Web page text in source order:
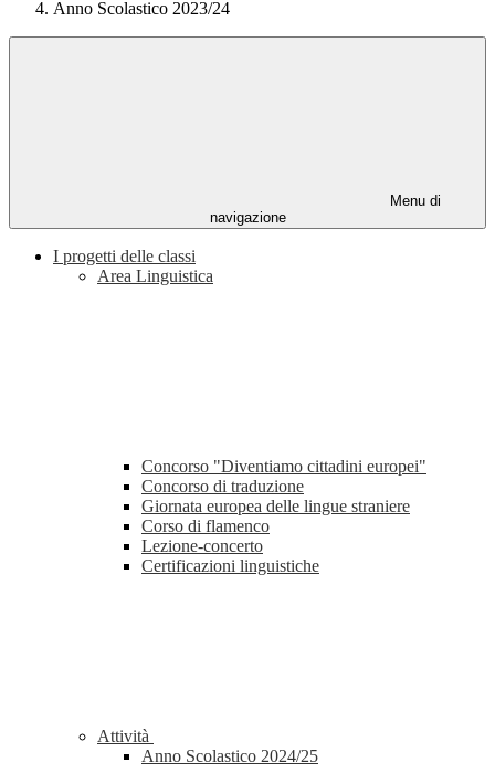
Anno Scolastico 2023/24
Menu di
navigazione
I progetti delle classi
Area Linguistica
Concorso "Diventiamo cittadini europei"
Concorso di traduzione
Giornata europea delle lingue straniere
Corso di flamenco
Lezione-concerto
Certificazioni linguistiche
Attività
Anno Scolastico 2024/25